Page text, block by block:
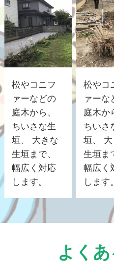
松やコニフ
ァーなどの
庭木から、
ちいさな生
垣、 大きな
生垣まで、
幅広く対応
します。
松やコ
ァーな
庭木か
ちいさ
垣、
生垣ま
幅広く
します。
よく